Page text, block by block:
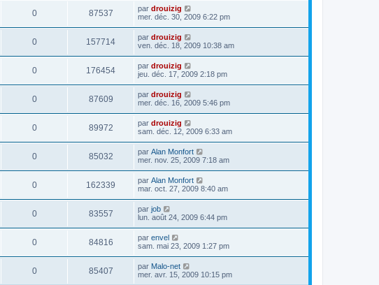
0 87537 par drouizig
mer. déc. 30, 2009 6:22 pm
0 157714 par drouizig
ven. déc. 18, 2009 10:38 am
0 176454 par drouizig
jeu. déc. 17, 2009 2:18 pm
0 87609 par drouizig
mer. déc. 16, 2009 5:46 pm
0 89972 par drouizig
sam. déc. 12, 2009 6:33 am
0 85032 par Alan Monfort
mer. nov. 25, 2009 7:18 am
0 162339 par Alan Monfort
mar. oct. 27, 2009 8:40 am
0 83557 par job
lun. août 24, 2009 6:44 pm
0 84816 par envel
sam. mai 23, 2009 1:27 pm
0 85407 par Malo-net
mer. avr. 15, 2009 10:15 pm